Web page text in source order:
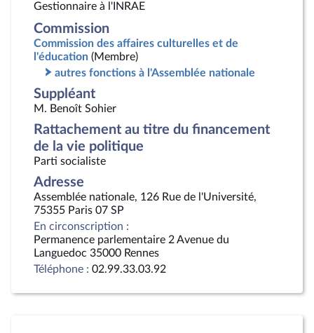
Gestionnaire à l'INRAE
Commission
Commission des affaires culturelles et de
l'éducation (Membre)
autres fonctions à l'Assemblée nationale
Suppléant
M. Benoît Sohier
Rattachement au titre du financement
de la vie politique
Parti socialiste
Adresse
Assemblée nationale, 126 Rue de l'Université,
75355 Paris 07 SP
En circonscription :
Permanence parlementaire 2 Avenue du
Languedoc 35000 Rennes
Téléphone : 02.99.33.03.92